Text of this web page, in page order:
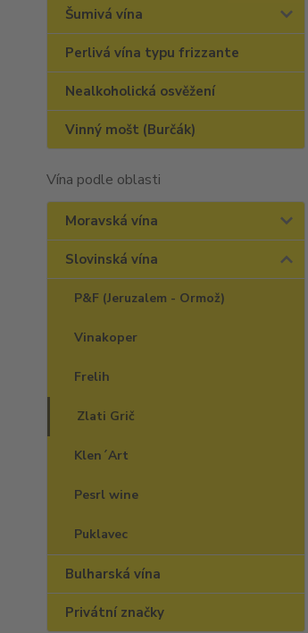
Šumivá vína
Perlivá vína typu frizzante
Nealkoholická osvěžení
Vinný mošt (Burčák)
Vína podle oblasti
Moravská vína
Slovinská vína
P&F (Jeruzalem - Ormož)
Vinakoper
Frelih
Zlati Grič
Klen´Art
Pesrl wine
Puklavec
Bulharská vína
Privátní značky